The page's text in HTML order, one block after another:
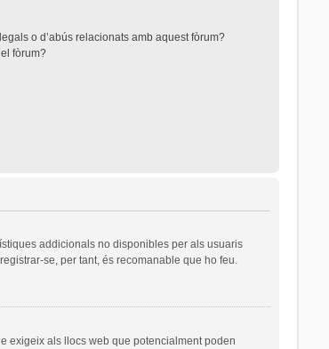
o d’abús relacionats amb aquest fòrum?
fòrum?
addicionals no disponibles per als usuaris
se, per tant, és recomanable que ho feu.
exigeix als llocs web que potencialment poden